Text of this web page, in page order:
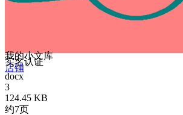
我的小文库
实名认证
店铺
docx
3
124.45 KB
约7页